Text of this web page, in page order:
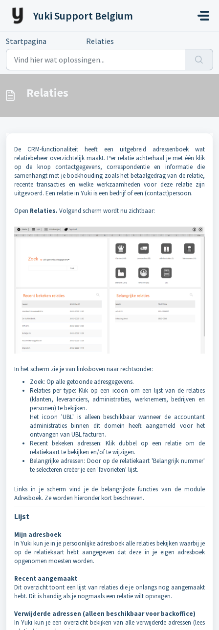
Yuki Support Belgium
Startpagina Relaties
Relaties
De CRM-functionaliteit heeft een uitgebreid adressenboek wat
relatiebeheer overzichtelijk maakt. Per relatie achterhaal je met één klik
op de knop contactgegevens, correspondentie en informatie die
samenhangt met je boekhouding zoals het betaalgedrag van de relatie,
recente transacties en welke werkzaamheden voor deze relatie zijn
uitgevoerd. Een relatie in Yuki is een bedrijf of een (contact)persoon.
Open Relaties. Volgend scherm wordt nu zichtbaar:
In het scherm zie je van linksboven naar rechtsonder:
Zoek: Op alle getoonde adresgegevens.
Relaties per type: Klik op een icoon om een lijst van de relaties
(klanten, leveranciers, administraties, werknemers, bedrijven en
personen) te bekijken.
Het icoon 'UBL' is alleen beschikbaar wanneer de accountant
administraties binnen dit domein heeft aangemeld voor het
ontvangen van UBL facturen.
Recent bekeken adressen: Klik dubbel op een relatie om de
relatiekaart te bekijken en/of te wijzigen.
Belangrijke adressen: Door op de relatiekaart 'Belangrijk nummer'
te selecteren creëer je een 'favorieten' lijst.
Links in je scherm vind je de belangrijkste functies van de module
Adresboek. Ze worden hieronder kort beschreven.
Lijst
Mijn adresboek
In Yuki kun je in je persoonlijke adresboek alle relaties bekijken waarbij je
op de relatiekaart hebt aangegeven dat deze in je eigen adresboek
opgenomen moesten worden.
Recent aangemaakt
Dit overzicht toont een lijst van relaties die je onlangs nog aangemaakt
hebt. Dit is handig als je nogmaals een relatie wilt opvragen.
Verwijderde adressen (alleen beschikbaar voor backoffice)
In Yuki kun je een overzicht bekijken van alle verwijderde adressen (lees